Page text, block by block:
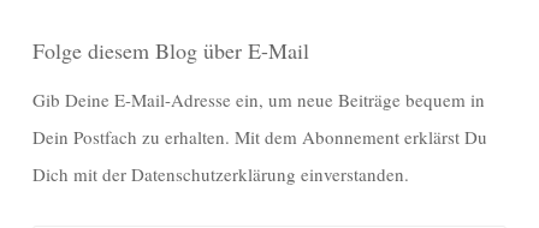
Folge diesem Blog über E-Mail
Gib Deine E-Mail-Adresse ein, um neue Beiträge bequem in
Dein Postfach zu erhalten. Mit dem Abonnement erklärst Du
Dich mit der Datenschutzerklärung einverstanden.